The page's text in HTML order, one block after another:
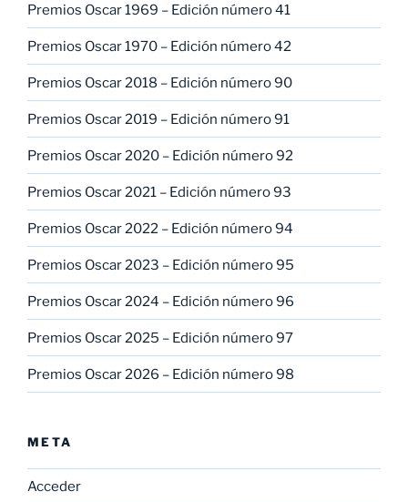
Premios Oscar 1969 – Edición número 41
Premios Oscar 1970 – Edición número 42
Premios Oscar 2018 – Edición número 90
Premios Oscar 2019 – Edición número 91
Premios Oscar 2020 – Edición número 92
Premios Oscar 2021 – Edición número 93
Premios Oscar 2022 – Edición número 94
Premios Oscar 2023 – Edición número 95
Premios Oscar 2024 – Edición número 96
Premios Oscar 2025 – Edición número 97
Premios Oscar 2026 – Edición número 98
META
Acceder